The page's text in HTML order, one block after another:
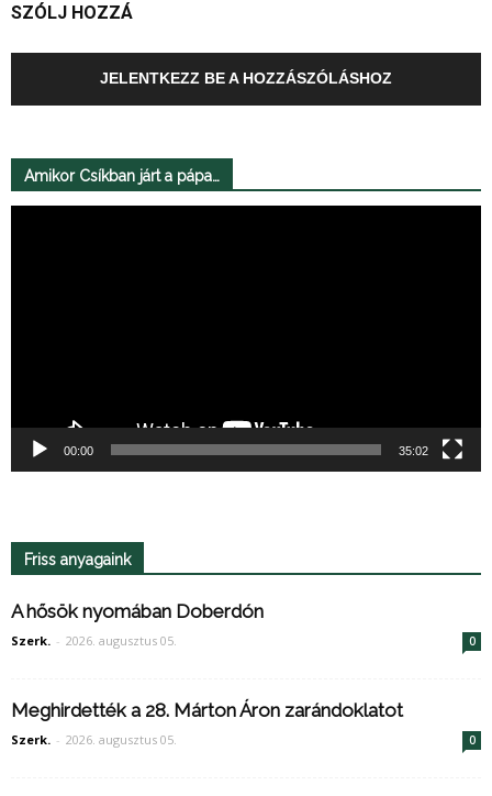
SZÓLJ HOZZÁ
JELENTKEZZ BE A HOZZÁSZÓLÁSHOZ
Amikor Csíkban járt a pápa…
00:00 35:02
Friss anyagaink
A hősök nyomában Doberdón
Szerk. - 2026. augusztus 05. 0
Meghirdették a 28. Márton Áron zarándoklatot
Szerk. - 2026. augusztus 05. 0